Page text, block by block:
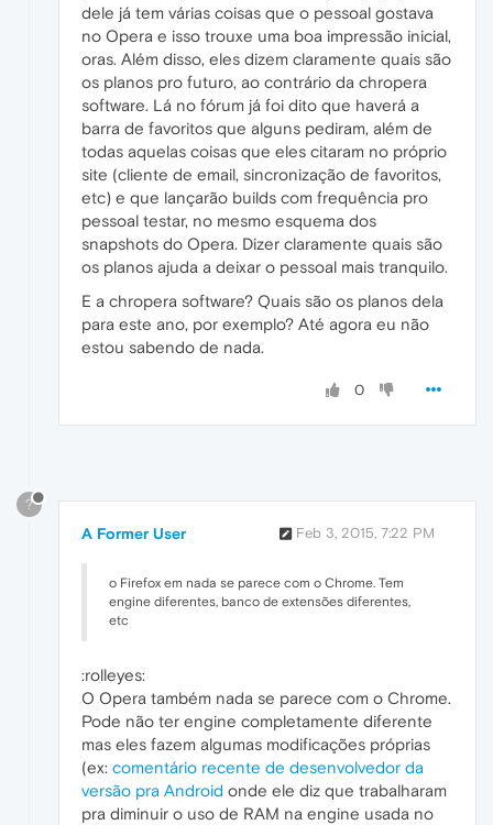
dele já tem várias coisas que o pessoal gostava
no Opera e isso trouxe uma boa impressão inicial,
oras. Além disso, eles dizem claramente quais são
os planos pro futuro, ao contrário da chropera
software. Lá no fórum já foi dito que haverá a
barra de favoritos que alguns pediram, além de
todas aquelas coisas que eles citaram no próprio
site (cliente de email, sincronização de favoritos,
etc) e que lançarão builds com frequência pro
pessoal testar, no mesmo esquema dos
snapshots do Opera. Dizer claramente quais são
os planos ajuda a deixar o pessoal mais tranquilo.
E a chropera software? Quais são os planos dela
para este ano, por exemplo? Até agora eu não
estou sabendo de nada.
0
?
A Former User Feb 3, 2015, 7:22 PM
o Firefox em nada se parece com o Chrome. Tem
engine diferentes, banco de extensões diferentes,
etc
:rolleyes:
O Opera também nada se parece com o Chrome.
Pode não ter engine completamente diferente
mas eles fazem algumas modificações próprias
(ex: comentário recente de desenvolvedor da
versão pra Android onde ele diz que trabalharam
pra diminuir o uso de RAM na engine usada no